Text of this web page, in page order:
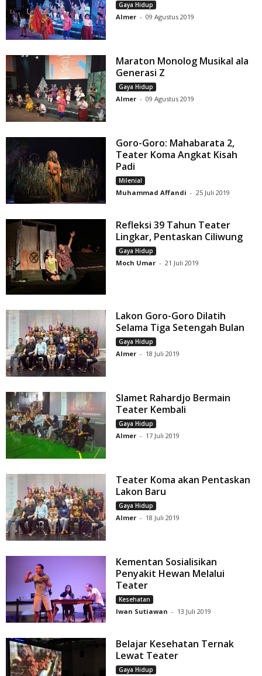
Gaya Hidup
Almer - 09 Agustus 2019
Maraton Monolog Musikal ala
Generasi Z
Gaya Hidup
Almer - 09 Agustus 2019
Goro-Goro: Mahabarata 2,
Teater Koma Angkat Kisah
Padi
Milenial
Muhammad Affandi - 25 Juli 2019
Refleksi 39 Tahun Teater
Lingkar, Pentaskan Ciliwung
Gaya Hidup
Moch Umar - 21 Juli 2019
Lakon Goro-Goro Dilatih
Selama Tiga Setengah Bulan
Gaya Hidup
Almer - 18 Juli 2019
Slamet Rahardjo Bermain
Teater Kembali
Gaya Hidup
Almer - 17 Juli 2019
Teater Koma akan Pentaskan
Lakon Baru
Gaya Hidup
Almer - 18 Juli 2019
Kementan Sosialisikan
Penyakit Hewan Melalui
Teater
Kesehatan
Iwan Sutiawan - 13 Juli 2019
Belajar Kesehatan Ternak
Lewat Teater
Gaya Hidup